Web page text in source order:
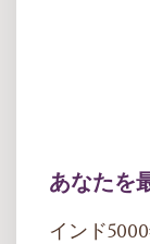
あなたを
インド